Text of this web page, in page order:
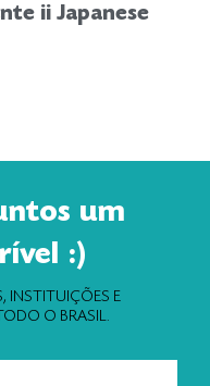
ii Japanese
um
:)
INSTITUIÇÕES E
O BRASIL.